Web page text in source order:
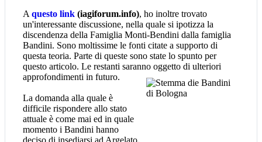
A questo link (iagiforum.info), ho inoltre trovato
un'interessante discussione, nella quale si ipotizza la
discendenza della Famiglia Monti-Bendini dalla famiglia
Bandini. Sono moltissime le fonti citate a supporto di
questa teoria. Parte di queste sono state lo spunto per
questo articolo. Le restanti saranno oggetto di ulteriori
approfondimenti in futuro.
La domanda alla quale è
difficile rispondere allo stato
attuale è come mai ed in quale
momento i Bandini hanno